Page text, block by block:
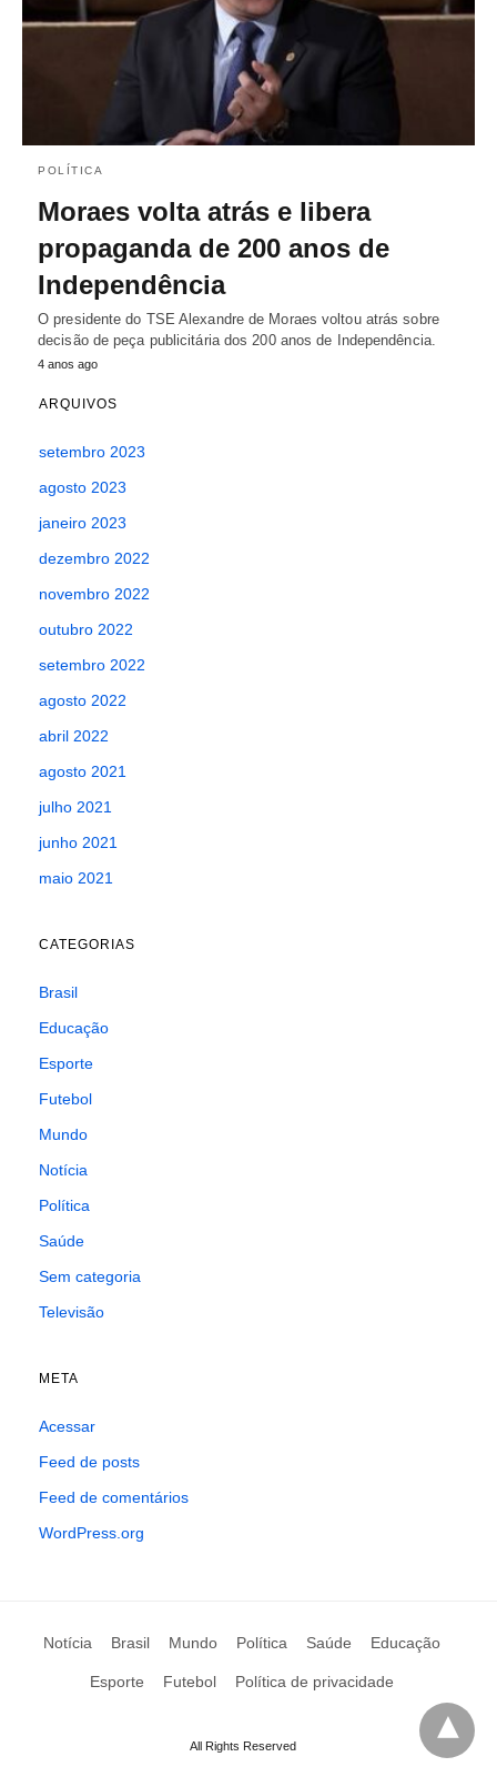
POLÍTICA
Moraes volta atrás e libera
propaganda de 200 anos de
Independência
O presidente do TSE Alexandre de Moraes voltou atrás sobre
decisão de peça publicitária dos 200 anos de Independência.
4 anos ago
ARQUIVOS
setembro 2023
agosto 2023
janeiro 2023
dezembro 2022
novembro 2022
outubro 2022
setembro 2022
agosto 2022
abril 2022
agosto 2021
julho 2021
junho 2021
maio 2021
CATEGORIAS
Brasil
Educação
Esporte
Futebol
Mundo
Notícia
Política
Saúde
Sem categoria
Televisão
META
Acessar
Feed de posts
Feed de comentários
WordPress.org
Notícia Brasil Mundo Política Saúde Educação
Esporte Futebol Política de privacidade
All Rights Reserved